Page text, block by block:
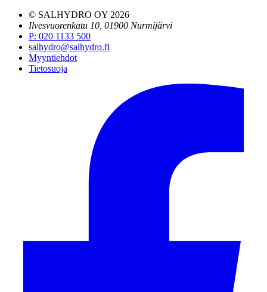
© SALHYDRO OY 2026
Ilvesvuorenkatu 10, 01900 Nurmijärvi
P: 020 1133 500
salhydro@salhydro.fi
Myyntiehdot
Tietosuoja